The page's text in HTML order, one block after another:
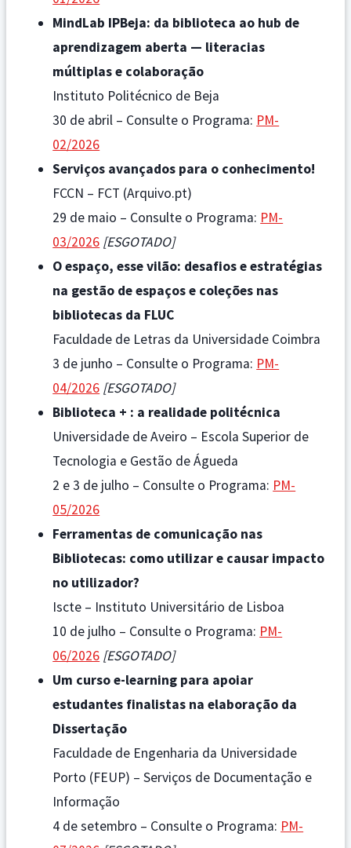
MindLab IPBeja: da biblioteca ao hub de
aprendizagem aberta — literacias
múltiplas e colaboração
Instituto Politécnico de Beja
30 de abril – Consulte o Programa: PM-
02/2026
Serviços avançados para o conhecimento!
FCCN – FCT (Arquivo.pt)
29 de maio – Consulte o Programa: PM-
03/2026 [ESGOTADO]
O espaço, esse vilão: desafios e estratégias
na gestão de espaços e coleções nas
bibliotecas da FLUC
Faculdade de Letras da Universidade Coimbra
3 de junho – Consulte o Programa: PM-
04/2026 [ESGOTADO]
Biblioteca + : a realidade politécnica
Universidade de Aveiro – Escola Superior de
Tecnologia e Gestão de Águeda
2 e 3 de julho – Consulte o Programa: PM-
05/2026
Ferramentas de comunicação nas
Bibliotecas: como utilizar e causar impacto
no utilizador?
Iscte – Instituto Universitário de Lisboa
10 de julho – Consulte o Programa: PM-
06/2026 [ESGOTADO]
Um curso e-learning para apoiar
estudantes finalistas na elaboração da
Dissertação
Faculdade de Engenharia da Universidade
Porto (FEUP) – Serviços de Documentação e
Informação
4 de setembro – Consulte o Programa: PM-